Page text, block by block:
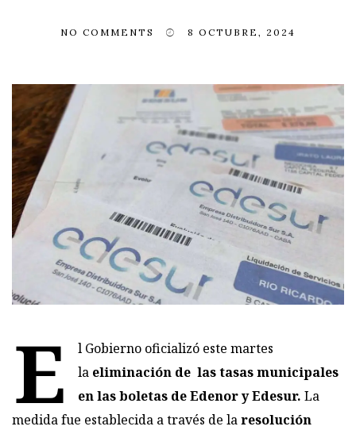
NO COMMENTS 8 OCTUBRE, 2024
E
l Gobierno oficializó este martes
la eliminación de las tasas municipales
en las boletas de Edenor y Edesur. La
medida fue establecida a través de laresolución